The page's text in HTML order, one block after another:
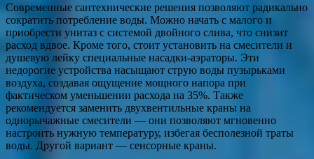
Современные сантехнические решения позволяют радикально
сократить потребление воды. Можно начать с малого и
приобрести унитаз с системой двойного слива, что снизит
расход вдвое. Кроме того, стоит установить на смесители и
душевую лейку специальные насадки-аэраторы. Эти
недорогие устройства насыщают струю воды пузырьками
воздуха, создавая ощущение мощного напора при
фактическом уменьшении расхода на 35%. Также
рекомендуется заменить двухвентильные краны на
однорычажные смесители — они позволяют мгновенно
настроить нужную температуру, избегая бесполезной траты
воды. Другой вариант — сенсорные краны.